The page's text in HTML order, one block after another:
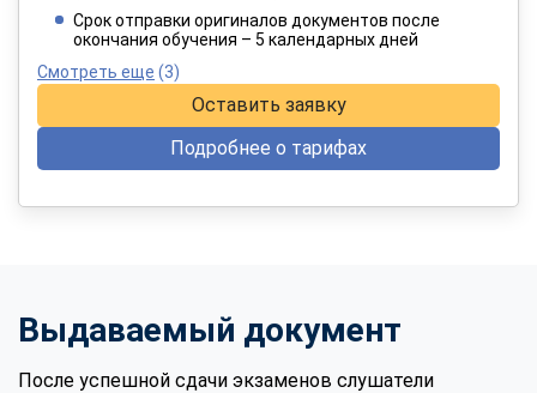
При оплате в рассрочку на 12 месяцев
Срок отправки оригиналов документов после
окончания обучения – 5 календарных дней
Смотреть еще (3)
Оставить заявку
Подробнее о тарифах
Выдаваемый документ
После успешной сдачи экзаменов слушатели